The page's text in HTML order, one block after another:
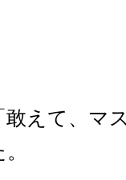
えて、マ